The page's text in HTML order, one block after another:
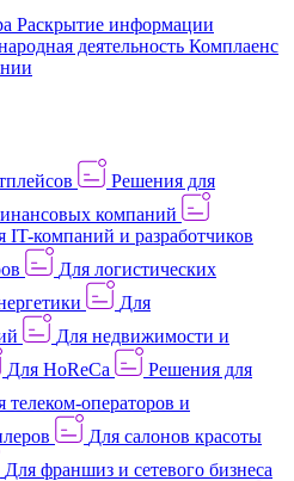
Раскрытие информации
деятельность Комплаенс
Решения для
компаний
IT-компаний и разработчиков
Для логистических
Для
Для недвижимости и
Для HoReCa
Решения для
телеком-операторов и
Для салонов красоты
Для франшиз и сетевого бизнеса